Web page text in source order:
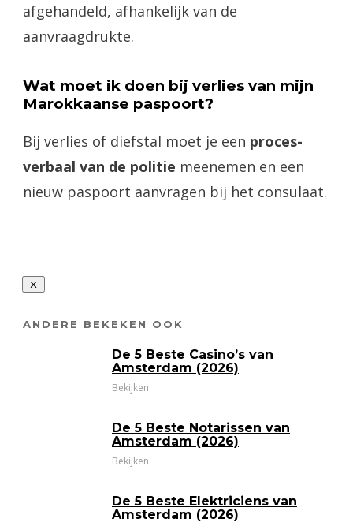
afgehandeld, afhankelijk van de
aanvraagdrukte.
Wat moet ik doen bij verlies van mijn
Marokkaanse paspoort?
Bij verlies of diefstal moet je een proces-
verbaal van de politie meenemen en een
nieuw paspoort aanvragen bij het consulaat.
ANDERE BEKEKEN OOK
De 5 Beste Casino’s van
Amsterdam (2026)
Bekijken
De 5 Beste Notarissen van
Amsterdam (2026)
Bekijken
De 5 Beste Elektriciens van
Amsterdam (2026)